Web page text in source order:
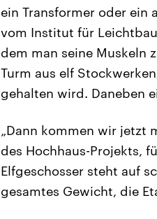
ein Transformer oder ein
vom Institut für
dem man seine Muskeln
Turm aus elf
gehalten wird. Daneben
„Dann kommen wir jetzt
des Hochhaus-Projekts,
Elfgeschosser steht auf
gesamtes Gewicht, die